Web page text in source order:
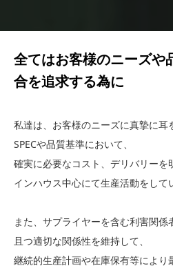
全てはお客様のニーズや
合を追求する為に
私達は、お客様のニーズに真摯に耳
SPECや品質基準において、
確実に必要なコスト、デリバリーを
インハウス中心にて生産活動をして
また、サプライヤーを含む利害関
且つ適切な関係性を維持して、
継続的生産計画や在庫保有等により